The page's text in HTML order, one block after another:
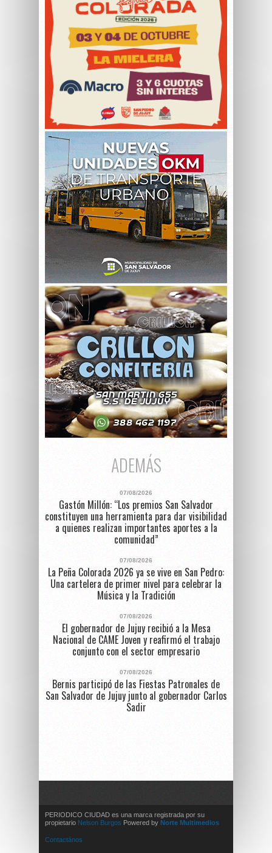
ADEMÁS
07/08/2026
Gastón Millón: “Los premios San Salvador
constituyen una herramienta para dar visibilidad
a quienes realizan importantes aportes a la
comunidad”
07/08/2026
La Peña Colorada 2026 ya se vive en San Pedro:
Una cartelera de primer nivel para celebrar la
Música y la Tradición
07/08/2026
El gobernador de Jujuy recibió a la Mesa
Nacional de CAME Joven y reafirmó el trabajo
conjunto con el sector empresario
07/08/2026
Bernis participó de las Fiestas Patronales de
San Salvador de Jujuy junto al gobernador Carlos
Sadir
PERIODICO CIUDAD es una marca registrada por su
propietario Nelson Burgos Powered by Norte Multimedios
Contactános